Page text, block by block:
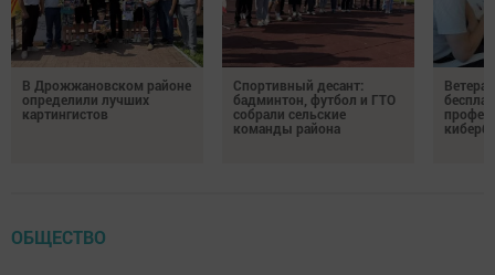
В Дрожжановском районе
определили лучших
картингистов
Спортивный десант:
бадминтон, футбол и ГТО
собрали сельские
команды района
ОБЩЕСТВО